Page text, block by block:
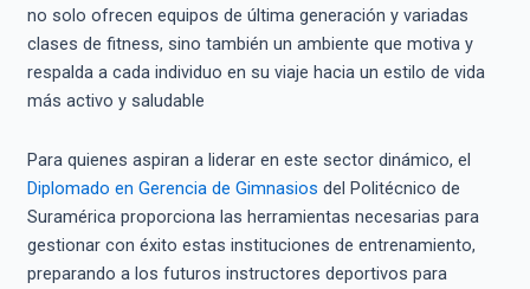
no solo ofrecen equipos de última generación y variadas
clases de fitness, sino también un ambiente que motiva y
respalda a cada individuo en su viaje hacia un estilo de vida
más activo y saludable
Para quienes aspiran a liderar en este sector dinámico, el
Diplomado en Gerencia de Gimnasios del Politécnico de
Suramérica proporciona las herramientas necesarias para
gestionar con éxito estas instituciones de entrenamiento,
preparando a los futuros instructores deportivos para